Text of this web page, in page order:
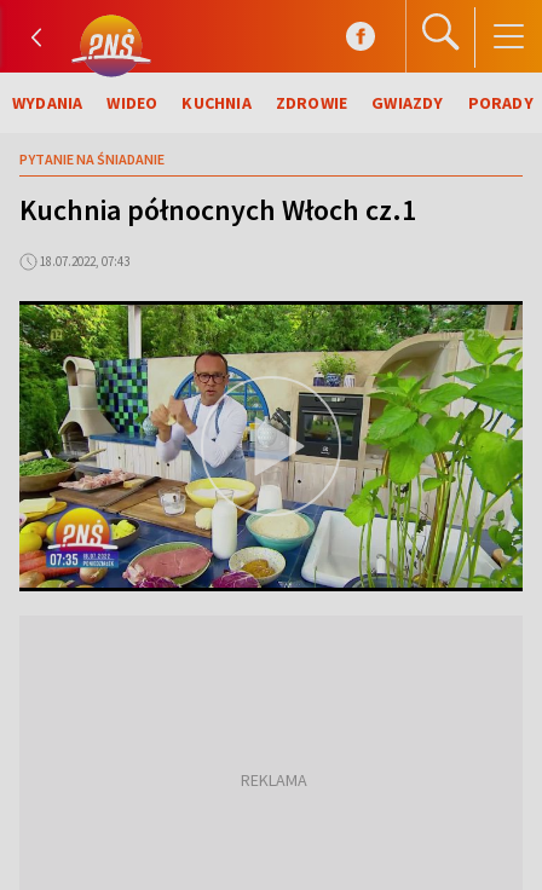
WYDANIA WIDEO KUCHNIA ZDROWIE GWIAZDY PORADY
PYTANIE NA ŚNIADANIE
Kuchnia północnych Włoch cz.1
18.07.2022, 07:43